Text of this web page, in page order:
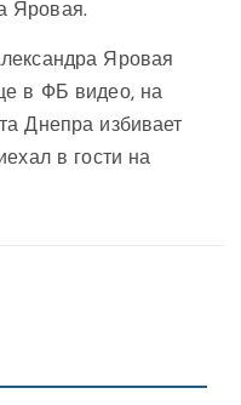
Яровая.
Яровая
в ФБ видео, на
Днепра избивает
в гости на